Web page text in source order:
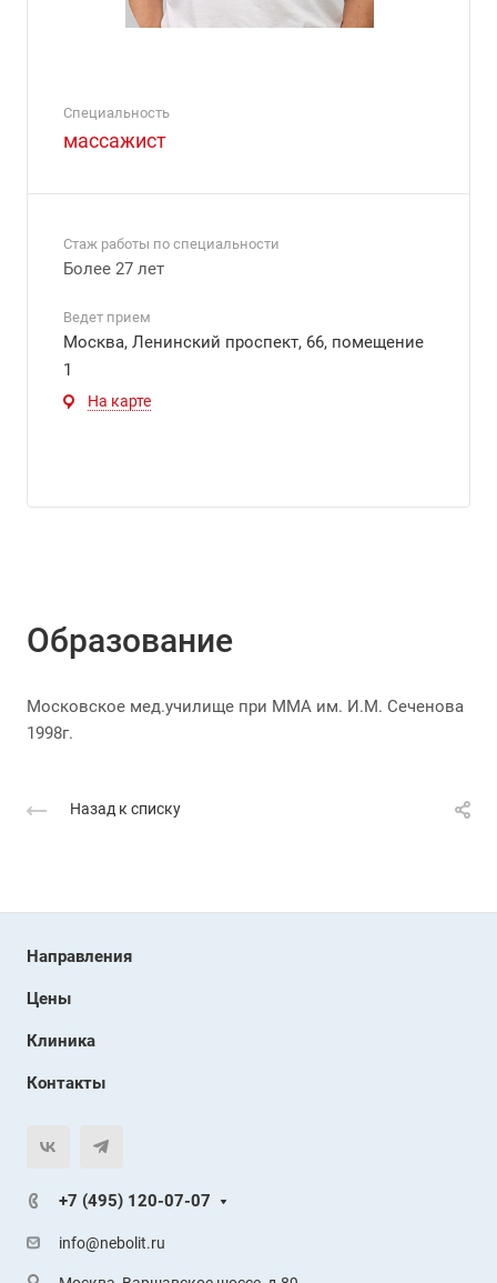
Специальность
массажист
Стаж работы по специальности
Более 27 лет
Ведет прием
Москва, Ленинский проспект, 66, помещение
1
На карте
Образование
Московское мед.училище при ММА им. И.М. Сеченова
1998г.
Назад к списку
Направления
Цены
Клиника
Контакты
+7 (495) 120-07-07
info@nebolit.ru